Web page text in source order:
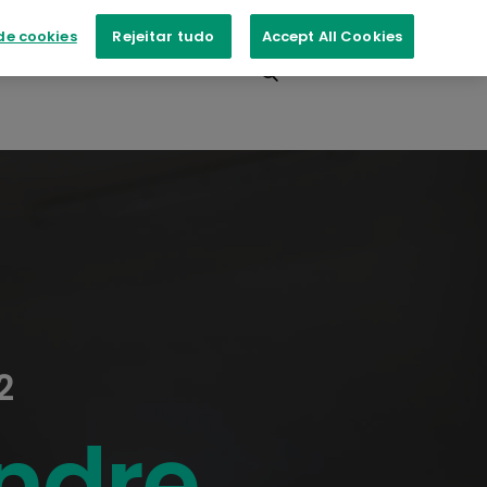
Contacte-nos
cookies Rejeitar tudo Accept All Cookies